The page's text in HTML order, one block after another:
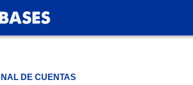
DE CUENTAS